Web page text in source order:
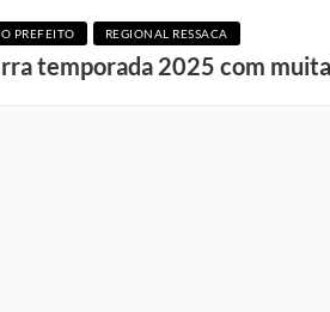
PREFEITO REGIONAL RESSACA
temporada 2025 como
t